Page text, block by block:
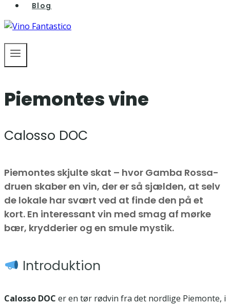
Blog
Piemontes vine
Calosso DOC
Piemontes skjulte skat – hvor Gamba Rossa-
druen skaber en vin, der er så sjælden, at selv
de lokale har svært ved at finde den på et
kort. En interessant vin med smag af mørke
bær, krydderier og en smule mystik.
Introduktion
Calosso DOC er en tør rødvin fra det nordlige Piemonte, i